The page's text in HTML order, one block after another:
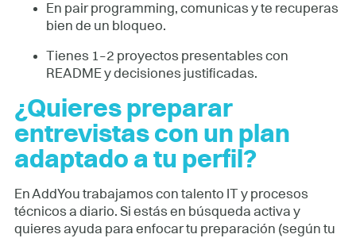
En pair programming, comunicas y te recuperas
bien de un bloqueo.
Tienes 1–2 proyectos presentables con
README y decisiones justificadas.
¿Quieres preparar
entrevistas con un plan
adaptado a tu perfil?
En AddYou trabajamos con talento IT y procesos
técnicos a diario. Si estás en búsqueda activa y
quieres ayuda para enfocar tu preparación (según tu